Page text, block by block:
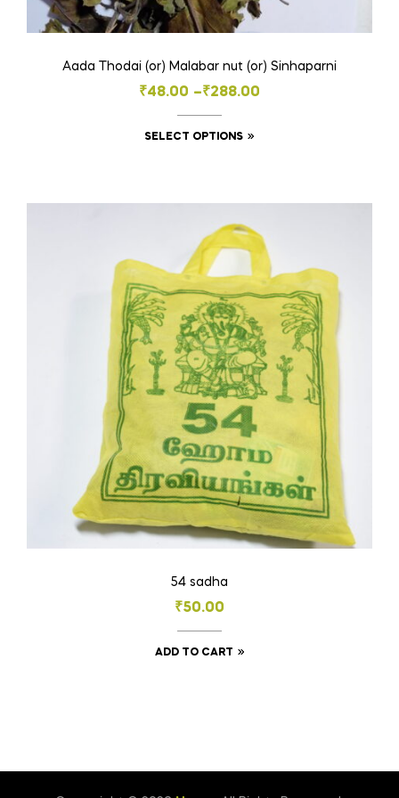
Aada Thodai (or) Malabar nut (or) Sinhaparni
₹48.00 –₹288.00
Price
range:
₹48.00
SELECT OPTIONS
multiple
The
options
may
be
chosen
on
the
product
page
54 sadha
₹50.00
ADD TO CART